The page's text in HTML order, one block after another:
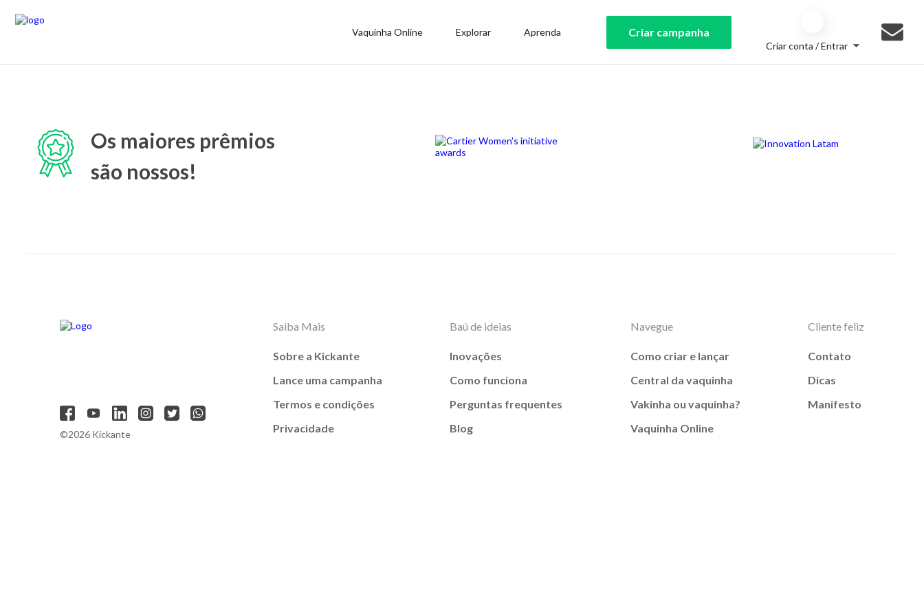
Vaquinha Online Explorar Aprenda Criar campanha
Criar conta / Entrar
Os maiores prêmios
são nossos!
©2026 Kickante
Saiba Mais
Sobre a Kickante
Lance uma campanha
Termos e condições
Privacidade
Baú de ideias
Inovações
Como funciona
Perguntas frequentes
Blog
Navegue
Como criar e lançar
Central da vaquinha
Vakinha ou vaquinha?
Vaquinha Online
Cliente feliz
Contato
Dicas
Manifesto